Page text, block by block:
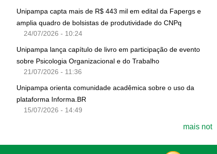
Unipampa capta mais de R$ 443 mil em edital da Fapergs e
amplia quadro de bolsistas de produtividade do CNPq
24/07/2026 - 10:24
Unipampa lança capítulo de livro em participação de evento
sobre Psicologia Organizacional e do Trabalho
21/07/2026 - 11:36
Unipampa orienta comunidade acadêmica sobre o uso da
plataforma Informa.BR
15/07/2026 - 14:49
mais not